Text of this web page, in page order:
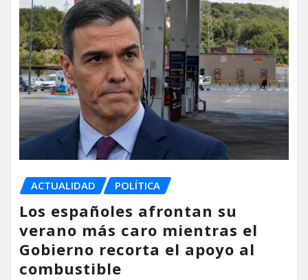
ACTUALIDAD POLÍTICA
Los españoles afrontan su
verano más caro mientras el
Gobierno recorta el apoyo al
combustible